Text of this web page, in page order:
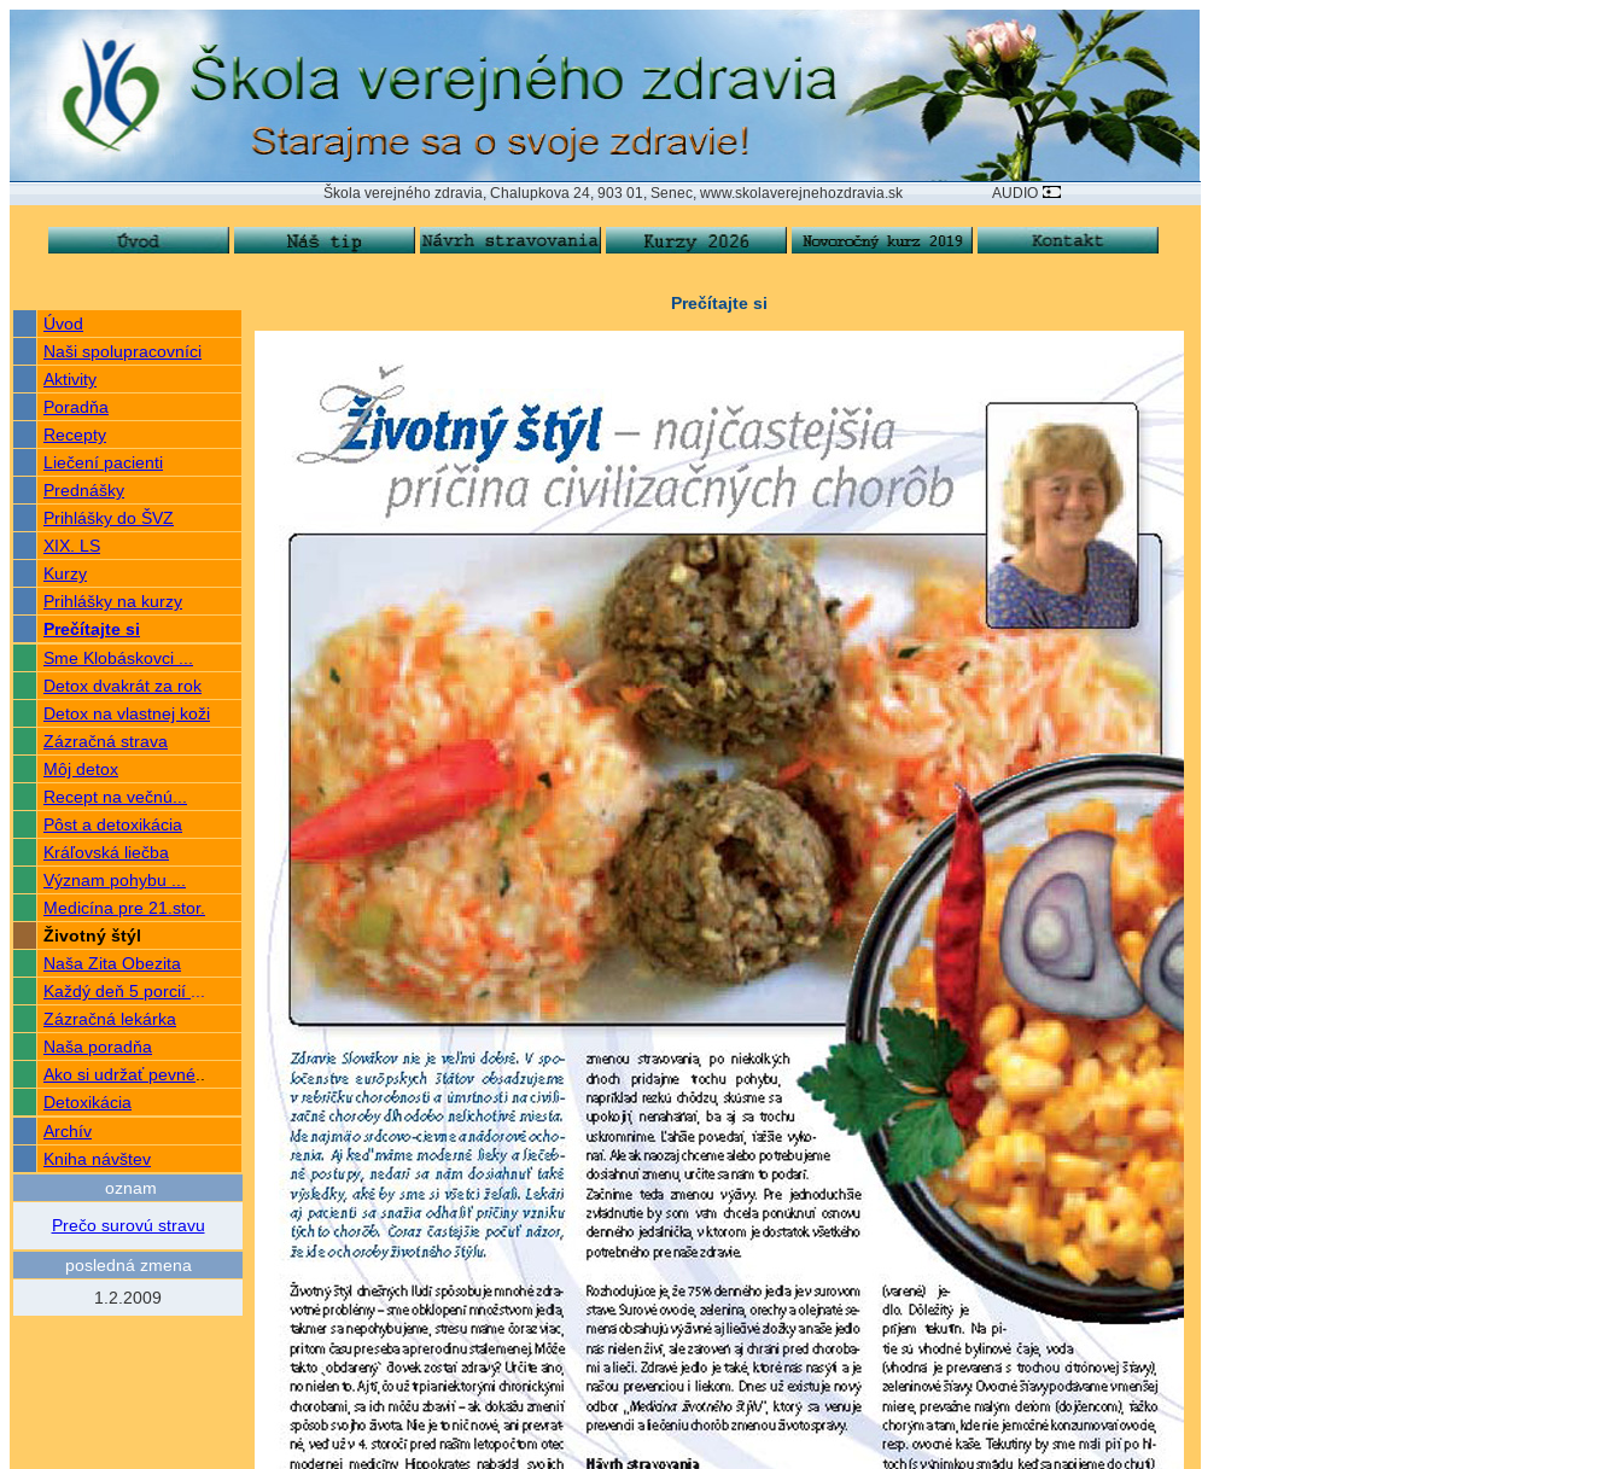
Škola verejného zdravia, Chalupkova 24, 903 01, Senec, www.skolaverejnehozdravia.sk AUDIO
Úvod
Naši spolupracovníci
Aktivity
Poradňa
Recepty
Liečení pacienti
Prednášky
Prihlášky do ŠVZ
XIX. LS
Kurzy
Prihlášky na kurzy
Prečítajte si
Sme Klobáskovci ...
Detox dvakrát za rok
Detox na vlastnej koži
Zázračná strava
Môj detox
Recept na večnú...
Pôst a detoxikácia
Kráľovská liečba
Význam pohybu ...
Medicína pre 21.stor.
Životný štýl
Naša Zita Obezita
Každý deň 5 porcií
Zázračná lekárka
Naša poradňa
Ako si udržať pevné
Detoxikácia
Archív
Kniha návštev
oznam
Prečo surovú stravu
posledná zmena
1.2.2009
Prečítajte si